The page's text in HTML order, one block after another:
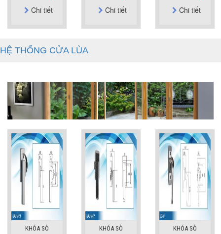
Chi tiết Chi tiết Chi tiết
HỆ THỐNG CỬA LÙA
KHÓA SÒ
KHÓA SÒ
KHÓA SÒ